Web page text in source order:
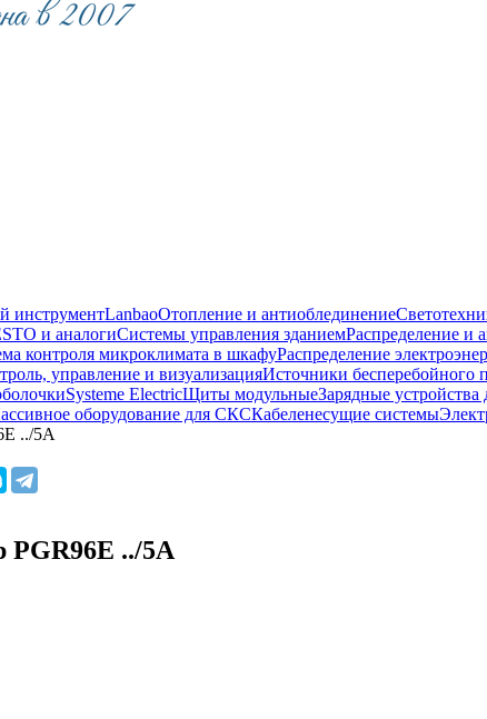
инструментLanbaoОтопление и антиоблединение
и аналогиСистемы управления зданиемРаспределение и
контроля микроклимата в шкафуРаспределение
управление и визуализацияИсточники бесперебойного
Systeme ElectricЩиты модульныеЗарядные устройства
оборудование для СКСКабеленесущие системы
../5A
PGR96E ../5A